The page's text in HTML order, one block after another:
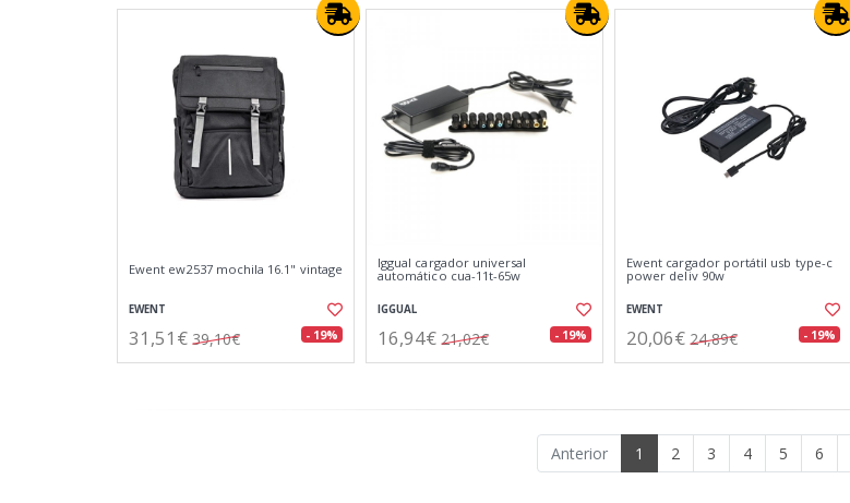
Ewent ew2537 mochila 16.1" vintage
EWENT
31,51€ 39,10€ - 19%
Iggual cargador universal
automático cua-11t-65w
IGGUAL
16,94€ 21,02€ - 19%
Ewent cargador portátil usb type-c
power deliv 90w
EWENT
20,06€ 24,89€ - 19%
Anterior 1 2 3 4 5 6